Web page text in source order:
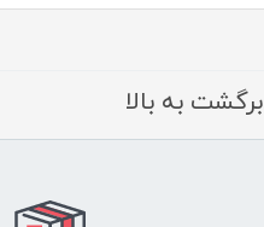
برگشت به بالا